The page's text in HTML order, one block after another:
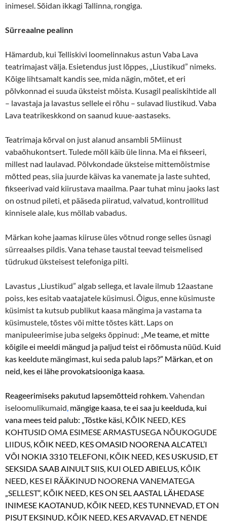
inimesel. Sõidan ikkagi Tallinna, rongiga.
Sürreaalne pealinn
Hämardub, kui Telliskivi loomelinnakus astun Vaba Lava
teatrimajast välja. Esietendus just lõppes, „Liustikud” nimeks.
Kõige lihtsamalt kandis see, mida nägin, mõtet, et eri
põlvkonnad ei suuda üksteist mõista. Kusagil pealiskihtide all
– lavastaja ja lavastus sellele ei rõhu – sulavad liustikud. Vaba
Lava teatrikeskkond on saanud kuue-aastaseks.
Teatrimaja kõrval on just alanud ansambli 5Miinust
vabaõhukontsert. Tulede möll käib üle linna. Ma ei fikseeri,
millest nad laulavad. Põlvkondade üksteise mittemõistmise
mõtted peas, siia juurde käivas ka vanemate ja laste suhted,
fikseerivad vaid kiirustava maailma. Paar tuhat minu jaoks last
on ostnud pileti, et pääseda piiratud, valvatud, kontrollitud
kinnisele alale, kus möllab vabadus.
Märkan kohe jaamas kiiruse üles võtnud ronge selles üsnagi
sürreaalses pildis. Vana tehase taustal teevad teismelised
tüdrukud üksteisest telefoniga pilti.
Lavastus „Liustikud” algab sellega, et lavale ilmub 12aastane
poiss, kes esitab vaatajatele küsimusi. Õigus, enne küsimuste
küsimist ta kutsub publikut kaasa mängima ja vastama ta
küsimustele, tõstes või mitte tõstes kätt. Laps on
manipuleerimise juba selgeks õppinud: „Me teame, et mitte
kõigile ei meeldi mängud ja paljud teist ei rõõmusta nüüd. Kuid
kas keeldute mängimast, kui seda palub laps?” Märkan, et on
neid, kes ei lähe provokatsiooniga kaasa.
Reageerimiseks pakutud lapsemõtteid rohkem.Vahendan
iseloomulikumaid, mängige kaasa, te ei saa ju keelduda, kui
vana mees teid palub: „Tõstke käsi, KÕIK NEED, KES
KOHTUSID OMA ESIMESE ARMASTUSEGA NÕUKOGUDE
LIIDUS, KÕIK NEED, KES OMASID NOORENA ALCATEL’I
VÕI NOKIA 3310 TELEFONI, KÕIK NEED, KES USKUSID, ET
SEKSIDA SAAB AINULT SIIS, KUI OLED ABIELUS, KÕIK
NEED, KES EI RÄÄKINUD NOORENA VANEMATEGA
„SELLEST“, KÕIK NEED, KES ON SEL AASTAL LÄHEDASE
INIMESE KAOTANUD, KÕIK NEED, KES TUNNEVAD, ET ON
PISUT EKSINUD, KÕIK NEED, KES ARVAVAD, ET NENDE